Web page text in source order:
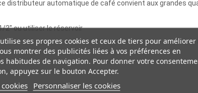
distributeur automatique de café convient aux grandes
2" ou utiliser le réservoir
ses propres cookies et ceux de tiers pour améliorer
montrer des publicités liées à vos préférences en
habitudes de navigation. Pour donner votre
appuyez sur le bouton Accepter.
Personnaliser les cookies